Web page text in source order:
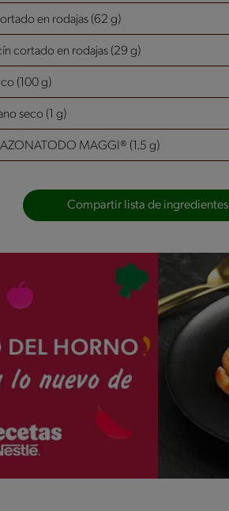
en rodajas (62 g)
cortado en rodajas (29 g)
(100 g)
seco (1 g)
MAGGI® (1.5 g)
Compartir lista de ingredientes